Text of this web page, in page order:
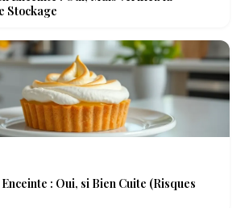
Stockage
: Oui, si Bien Cuite (Risques